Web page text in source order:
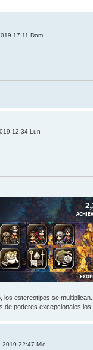
17:11 Dom
12:34 Lun
los estereotipos se
de poderes excepcionales
2019 22:47 Mié